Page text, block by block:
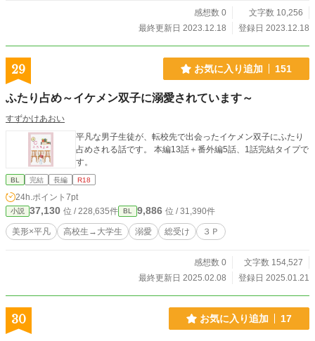
感想数 0
文字数 10,256
最終更新日 2023.12.18
登録日 2023.12.18
29 お気に入り追加 151
ふたり占め～イケメン双子に溺愛されています～
すずかけあおい
平凡な男子生徒が、転校先で出会ったイケメン双子にふたり
占めされる話です。 本編13話＋番外編5話、1話完結タイプで
す。
BL 完結 長編 R18
24h.ポイント 7pt
小説 37,130 位 / 228,635件 BL 9,886 位 / 31,390件
美形×平凡 高校生→大学生 溺愛 総受け ３Ｐ
感想数 0
文字数 154,527
最終更新日 2025.02.08
登録日 2025.01.21
30 お気に入り追加 17